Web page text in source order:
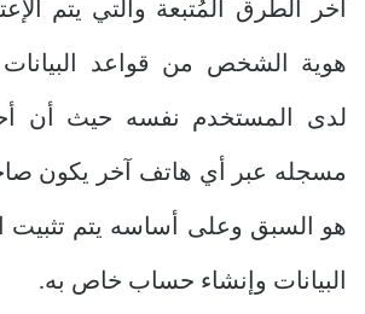
آخر الطرق المُتبعة والتي يتم
هوية الشخص من قواعد البيانات
لدى المستخدم نفسه حيث أن أحد
مسجله عبر أي هاتف آخر يكون
هو السبق وعلى أساسه يتم تثبيت
البيانات وإنشاء حساب خاص به.